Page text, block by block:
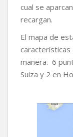
cual se
recargan.
El mapa de
características
manera. 6
Suiza y 2 en